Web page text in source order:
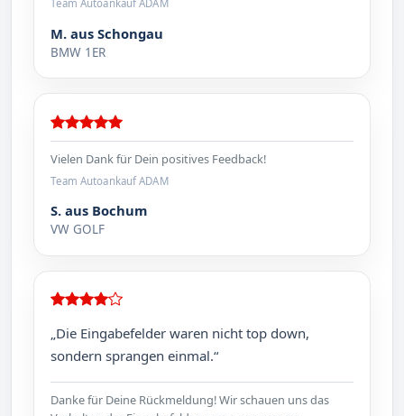
Team Autoankauf ADAM
M. aus Schongau
BMW 1ER
Vielen Dank für Dein positives Feedback!
Team Autoankauf ADAM
S. aus Bochum
VW GOLF
„Die Eingabefelder waren nicht top down,
sondern sprangen einmal.“
Danke für Deine Rückmeldung! Wir schauen uns das